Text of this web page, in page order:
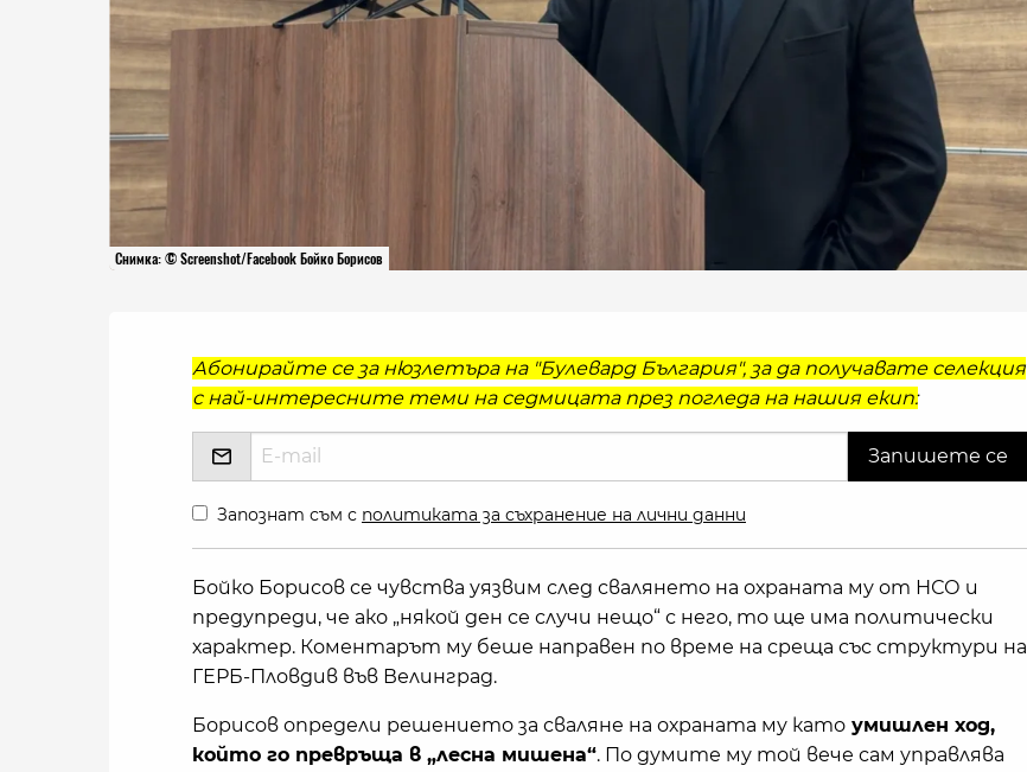
Снимка: © Screenshot/Facebook Бойко Борисов
Абонирайте се за нюзлетъра на "Булевард България", за да получавате селекция
с най-интересните теми на седмицата през погледа на нашия екип:
Запознат съм с политиката за съхранение на лични данни
Бойко Борисов се чувства уязвим след свалянето на охраната му от НСО и
предупреди, че ако „някой ден се случи нещо“ с него, то ще има политически
характер. Коментарът му беше направен по време на среща със структури на
ГЕРБ-Пловдив във Велинград.
Борисов определи решението за сваляне на охраната му като умишлен ход,
който го превръща в „лесна мишена“. По думите му той вече сам управлява